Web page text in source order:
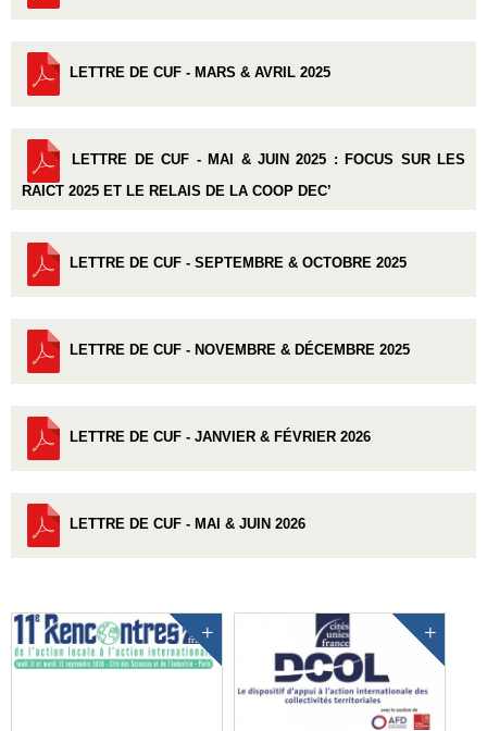
LETTRE DE CUF - MARS & AVRIL 2025
LETTRE DE CUF - MAI & JUIN 2025 : FOCUS SUR LES
RAICT 2025 ET LE RELAIS DE LA COOP DEC’
LETTRE DE CUF - SEPTEMBRE & OCTOBRE 2025
LETTRE DE CUF - NOVEMBRE & DÉCEMBRE 2025
LETTRE DE CUF - JANVIER & FÉVRIER 2026
LETTRE DE CUF - MAI & JUIN 2026